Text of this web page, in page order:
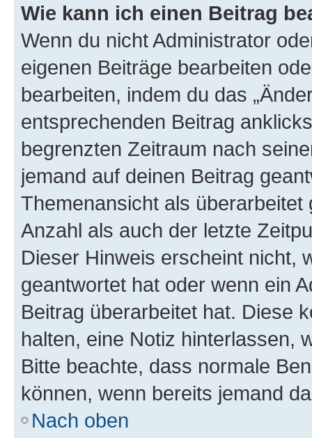
Wie kann ich einen Beitrag
Wenn du nicht Administrator
eigenen Beiträge bearbeiten
bearbeiten, indem du das
entsprechenden Beitrag
begrenzten Zeitraum nach
jemand auf deinen Beitrag
Themenansicht als
Anzahl als auch der letzte
Dieser Hinweis erscheint nicht,
geantwortet hat oder wenn ein
Beitrag überarbeitet hat. Diese
halten, eine Notiz hinterlassen,
Bitte beachte, dass normale
können, wenn bereits jemand
Nach oben